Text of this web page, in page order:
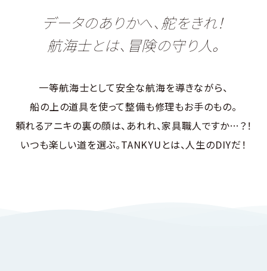
データのありかへ、舵をきれ！
航海士とは、冒険の守り人。
一等航海士として安全な航海を導きながら、
船の上の道具を使って整備も修理もお手のもの。
頼れるアニキの裏の顔は、あれれ、家具職人ですか…？！
いつも楽しい道を選ぶ。TANKYUとは、人生のDIYだ！